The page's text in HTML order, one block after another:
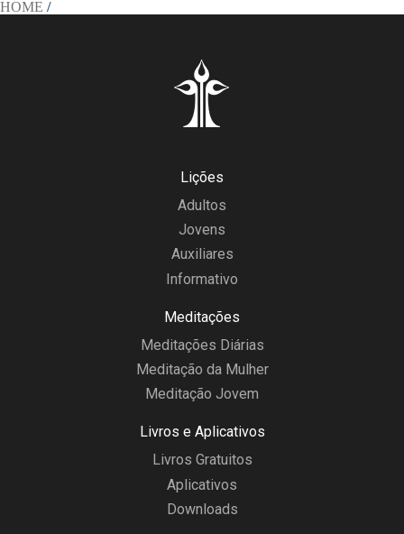
HOME /
Lições
Adultos
Jovens
Auxiliares
Informativo
Meditações
Meditações Diárias
Meditação da Mulher
Meditação Jovem
Livros e Aplicativos
Livros Gratuitos
Aplicativos
Downloads